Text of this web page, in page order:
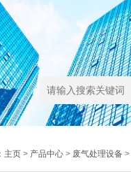
主页> 产品中心> 废气处理设备>